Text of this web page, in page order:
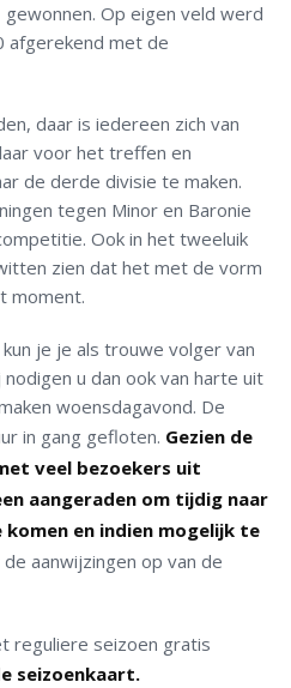
Op eigen veld werd
afgerekend met de
daar is iedereen zich van
voor het treffen en
de derde divisie te maken.
tegen Minor en Baronie
Ook in het tweeluik
zien dat het met de vorm
moment.
je je als trouwe volger van
u dan ook van harte uit
woensdagavond. De
in gang gefloten. Gezien de
veel bezoekers uit
aangeraden om tijdig naar
en indien mogelijk te
de aanwijzingen op van de
reguliere seizoen gratis
seizoenkaart.